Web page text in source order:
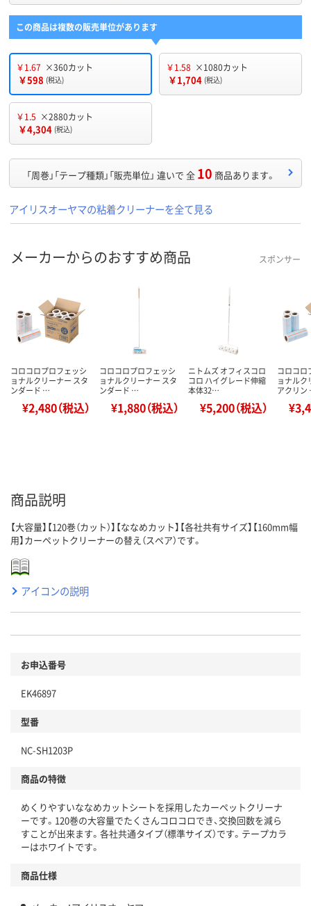
この商品は複数の販売単位があります
￥1.67 ×360カット
￥598 (税込)
￥1.58 ×1080カット
￥1,704 (税込)
￥1.5 ×2880カット
￥4,304 (税込)
「周巻」「テープ種類」「販売単位」 違いで 全 10 商品あります。
アイリスオーヤマの粘着クリーナーを全て見る
メーカーからのおすすめ商品 スポンサー
コロコロプロフェッシ
ョナルクリーナー スタ
ンダード …
¥2,480（税込）
コロコロプロフェッシ
ョナルクリーナー スタ
ンダード …
¥1,880（税込）
ニトムズ オフィスコロ
コロ ハイグレード伸縮
本体32…
¥5,200（税込）
コロコロ
ョナルク
アクリ
商品説明
【大容量】【120巻（カット）】【ななめカット】【各社共有サイズ】【160mm幅
用】カーペットクリーナーの替え（スペア）です。
アイコンの説明
お申込番号
EK46897
型番
NC-SH1203P
商品の特徴
めくりやすいななめカットシートを採用したカーペットクリーナ
ーです。120巻の大容量でたくさんコロコロでき、交換回数を減ら
すことが出来ます。各社共通タイプ（標準サイズ）です。テープカラ
ーはホワイトです。
商品仕様